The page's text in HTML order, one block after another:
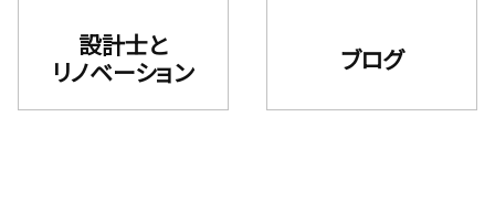
設計士と
リノベーション
ブログ